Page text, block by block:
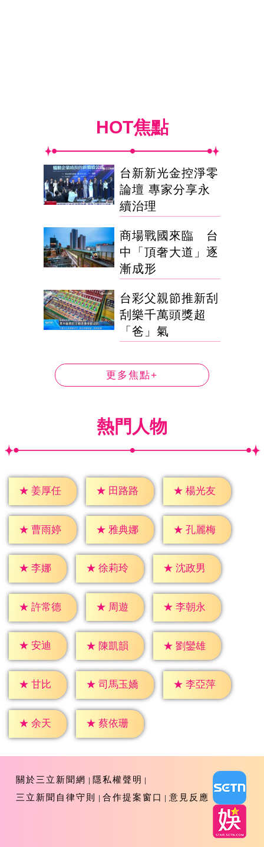
HOT焦點
台新新光金控淨零
論壇 專家分享永
續治理
商場戰國來臨 台
中「頂奢大道」逐
漸成形
台彩父親節推新刮
刮樂千萬頭獎超
「爸」氣
更多焦點+
熱門人物
★ 姜厚任 ★ 田路路 ★ 楊光友
★ 曹雨婷 ★ 雅典娜 ★ 孔麗梅
★ 李娜 ★ 徐莉玲 ★ 沈政男
★ 許常德 ★ 周遊 ★ 李朝永
★ 安迪 ★ 陳凱韻 ★ 劉鑾雄
★ 甘比 ★ 司馬玉嬌 ★ 李亞萍
★ 余天 ★ 蔡依珊
關於三立新聞網
隱私權聲明
三立新聞自律守則
合作提案窗口 意見反應